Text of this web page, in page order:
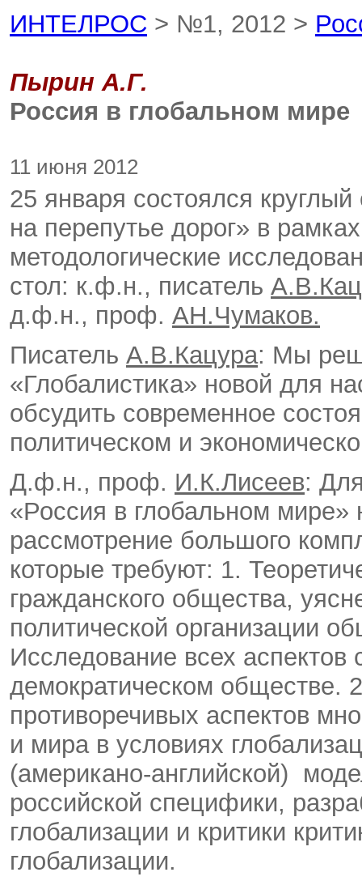
ИНТЕЛРОС > №1, 2012 >
Пырин А.Г.
Россия в глобальном мире
11 июня 2012
25 января состоялся
на перепутье дорог» в
методологические
стол: к.ф.н., писатель
д.ф.н., проф. АН.Чумаков.
Писатель А.В.Кацура: Мы
«Глобалистика» новой для
обсудить современное
политическом и
Д.ф.н., проф. И.К.Лисеев:
«Россия в глобальном мире»
рассмотрение большого
которые требуют: 1.
гражданского общества,
политической организации
Исследование всех аспектов
демократическом обществе.
противоречивых аспектов
и мира в условиях
(американо-английской)
российской специфики,
глобализации и критики
глобализации.